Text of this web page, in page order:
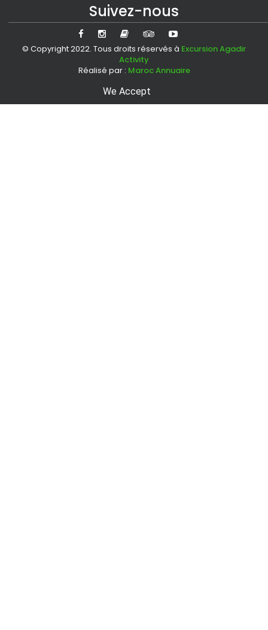
Suivez-nous
© Copyright 2022. Tous droits réservés à Excursion Agadir
Activity
Réalisé par : Maroc Annuaire
We Accept